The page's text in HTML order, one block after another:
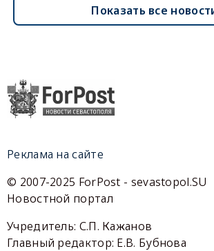
Показать все
Реклама на сайте
© 2007-2025 ForPost - sevastopol.SU
Новостной портал
Учредитель: С.П. Кажанов
Главный редактор: Е.В. Бубнова